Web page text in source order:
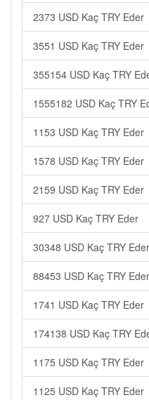
2373 USD Kaç TRY Eder
3551 USD Kaç TRY Eder
355154 USD Kaç TRY
1555182 USD Kaç TRY
1153 USD Kaç TRY Eder
1578 USD Kaç TRY Eder
2159 USD Kaç TRY Eder
927 USD Kaç TRY Eder
30348 USD Kaç TRY Eder
88453 USD Kaç TRY Eder
1741 USD Kaç TRY Eder
174138 USD Kaç TRY
1175 USD Kaç TRY Eder
1125 USD Kaç TRY Eder